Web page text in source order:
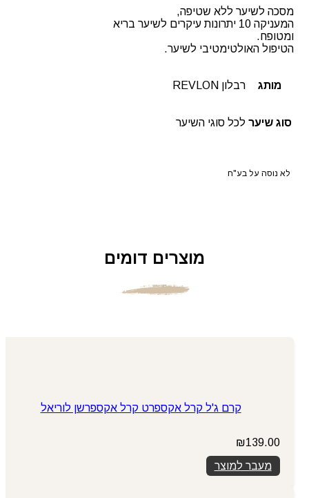
מסכה לשיער ללא שטיפה,
המעניקה 10 יתרונות עיקרים לשיער בריא
ומטופח.
הטיפול האולטימטיבי לשיער.
מותג רבלון REVLON
סוג שיער לכל סוגי השיער
לא נוסה על בע"ח
מוצרים דומים
קרם ג'ל קרל אקספרט קרל אקספרשן לוריאל
₪139.00
מעבר למוצר